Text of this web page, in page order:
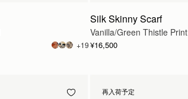
+19
Silk Skinny Scarf
Vanilla/Green Thistle Print
¥16,500
再入荷予定